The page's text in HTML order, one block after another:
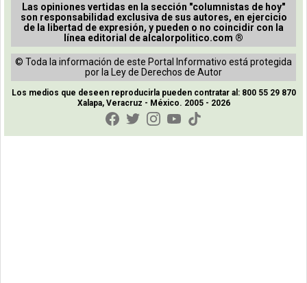
Las opiniones vertidas en la sección "columnistas de hoy"
son responsabilidad exclusiva de sus autores, en ejercicio
de la libertad de expresión, y pueden o no coincidir con la
línea editorial de alcalorpolitico.com ®
© Toda la información de este Portal Informativo está protegida
por la Ley de Derechos de Autor
Los medios que deseen reproducirla pueden contratar al: 800 55 29 870
Xalapa, Veracruz - México. 2005 - 2026